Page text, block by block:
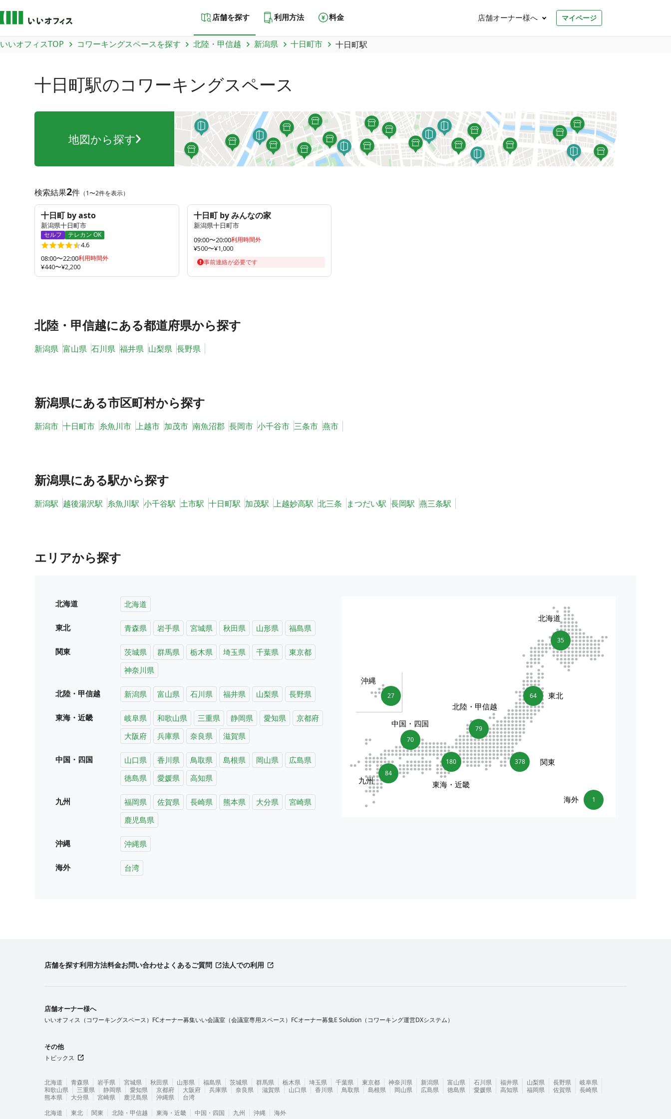
店舗を探す 利用方法 料金 店舗オーナー様へ マイページ
いいオフィスTOP コワーキングスペースを探す 北陸・甲信越 新潟県 十日町市 十日町駅
十日町駅のコワーキングスペース
地図から探す
検索結果2件 （1〜2件を表示）
十日町 by asto
新潟県十日町市
セルフ テレカン OK
4.6
08:00〜22:00利用時間外
¥440〜¥2,200
十日町 by みんなの家
新潟県十日町市
09:00〜20:00利用時間外
¥500〜¥1,000
事前連絡が必要です
北陸・甲信越にある都道府県から探す
新潟県 富山県 石川県 福井県 山梨県 長野県
新潟県にある市区町村から探す
新潟市 十日町市 糸魚川市 上越市 加茂市 南魚沼郡 長岡市 小千谷市 三条市 燕市
新潟県にある駅から探す
新潟駅 越後湯沢駅 糸魚川駅 小千谷駅 土市駅 十日町駅 加茂駅 上越妙高駅 北三条 まつだい駅 長岡駅 燕三条駅
エリアから探す
北海道 北海道
東北 青森県 岩手県 宮城県 秋田県 山形県 福島県
関東 茨城県 群馬県 栃木県 埼玉県 千葉県
東京都
神奈川県
北陸・甲信越 新潟県 富山県 石川県 福井県 山梨県 長野県
東海・近畿 岐阜県 和歌山県 三重県 静岡県 愛知県
京都府
大阪府
兵庫県 奈良県 滋賀県
中国・四国 山口県 香川県 鳥取県 島根県 岡山県
広島県
徳島県
愛媛県 高知県
九州 福岡県 佐賀県 長崎県 熊本県 大分県
宮崎県
鹿児島県
沖縄 沖縄県
海外 台湾
35
北海道
64 東北
378 関東
79
北陸・甲信越
180
東海・近畿
70
中国・四国
84
九州
27
沖縄
1
海外
店舗を探す利用方法料金お問い合わせよくあるご質問 法人での利用
店舗オーナー様へ
いいオフィス（コワーキングスペース）FCオーナー募集いい会議室（会議室専用スペース）FCオーナー募集E Solution（コワーキング運営DXシステム）
その他
トピックス
北海道 青森県 岩手県 宮城県 秋田県 山形県 福島県 茨城県 群馬県 栃木県 埼玉県 千葉県 東京都 神奈川県 新潟県 富山県 石川県 福井県 山梨県 長野県
岐阜県
和歌山県
三重県 静岡県 愛知県 京都府 大阪府 兵庫県 奈良県 滋賀県 山口県 香川県 鳥取県 島根県 岡山県 広島県 徳島県 愛媛県 高知県 福岡県 佐賀県
長崎県
熊本県
大分県 宮崎県 鹿児島県 沖縄県
台湾
北海道
東北 関東 北陸・甲信越 東海・近畿 中国・四国 九州 沖縄 海外